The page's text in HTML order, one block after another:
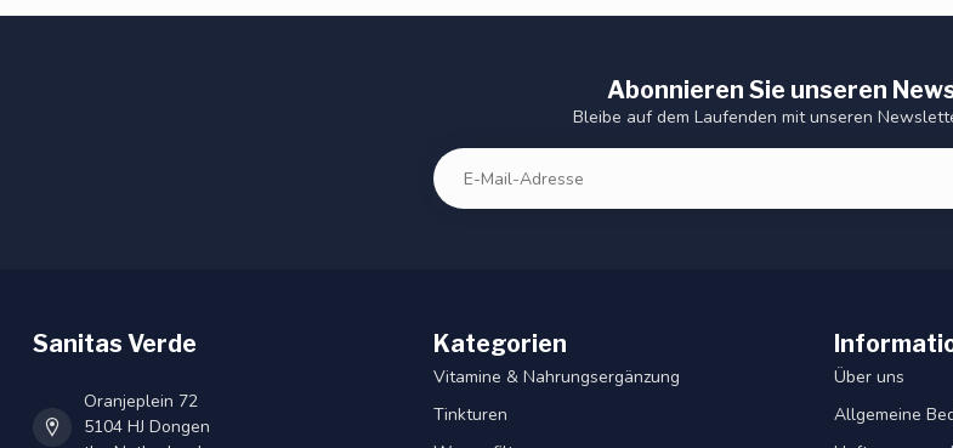
Abonnieren Sie unseren
Bleibe auf dem Laufenden mit unseren
Sanitas Verde
Oranjeplein 72
5104 HJ Dongen
Kategorien
Vitamine & Nahrungsergänzung
Tinkturen
Über uns
Allgemeine